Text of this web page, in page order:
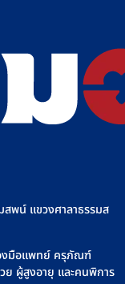
พน์ แขวงศาลาธรรมส
งมือแพทย์ ครุภัณฑ์
ผู้สูงอายุ และคนพิการ